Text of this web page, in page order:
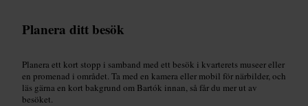
Planera ditt besök
Planera ett kort stopp i samband med ett besök i kvarterets museer eller
en promenad i området. Ta med en kamera eller mobil för närbilder, och
läs gärna en kort bakgrund om Bartók innan, så får du mer ut av
besöket.